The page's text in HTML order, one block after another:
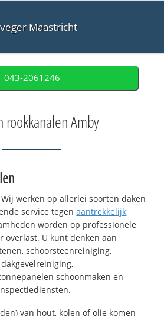
Maastricht
043-2061246
rookkanalen Amby
Wij werken op allerlei soorten daken
service tegenaantrekkelijk
worden op professionele
overlast. U kunt denken aan
schoorsteenreiniging,
schoonmaken en
van hout, kolen of olie komen